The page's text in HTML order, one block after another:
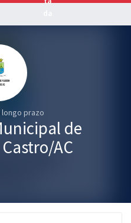
principais
longo prazo
de
AC